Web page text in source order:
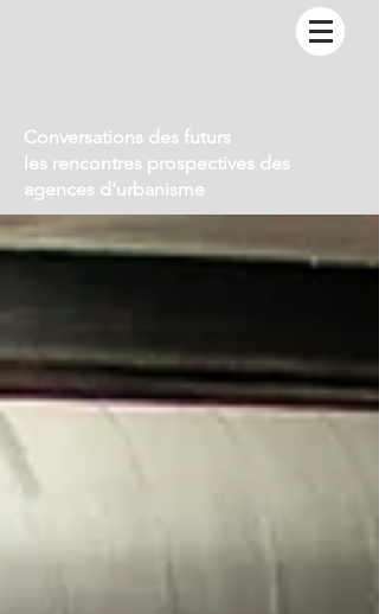
Conversations des futurs
les rencontres prospectives des
agences d'urbanisme